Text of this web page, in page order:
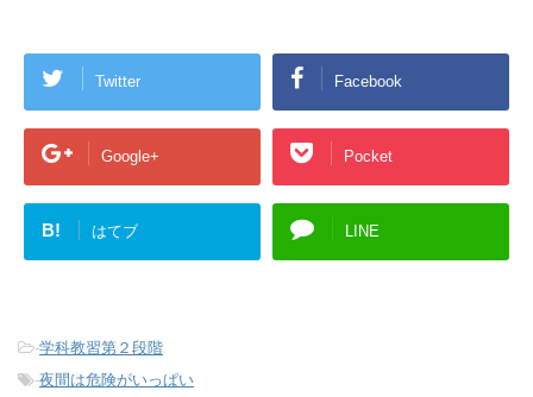
Twitter Facebook
Google+ Pocket
B! はてブ LINE
-学科教習第２段階
-夜間は危険がいっぱい